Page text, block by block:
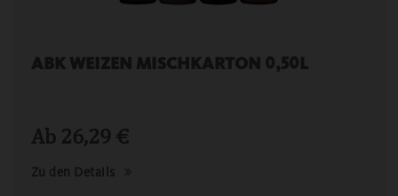
ABK WEIZEN MISCHKARTON 0,50L
Ab 26,29 €
Zu den Details